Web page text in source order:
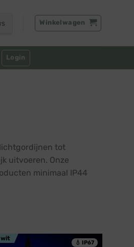
Winkelwagen
Login
tot
uitvoeren. Onze
minimaal IP44
💧 IP67